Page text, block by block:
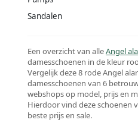
Sandalen
Een overzicht van alleAngel
damesschoenen in de kleur
Vergelijk deze 8 rode Angel
damesschoenen van 6
webshops op model, prijs en
Hierdoor vind deze schoenen
beste prijs en sale.